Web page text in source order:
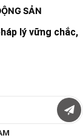
SẢN
lý vững chắc,